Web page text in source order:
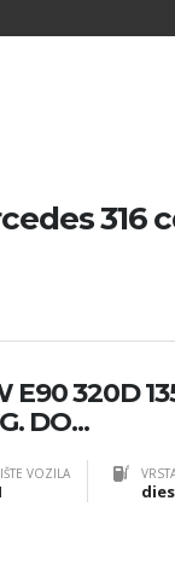
316
E90 320D
DO...
VOZILA